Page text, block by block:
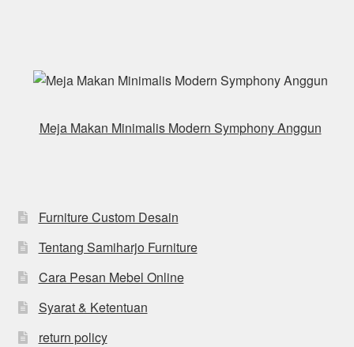
Meja Makan Minimalis Modern Symphony Anggun
Furniture Custom Desain
Tentang Samiharjo Furniture
Cara Pesan Mebel Online
Syarat & Ketentuan
return policy